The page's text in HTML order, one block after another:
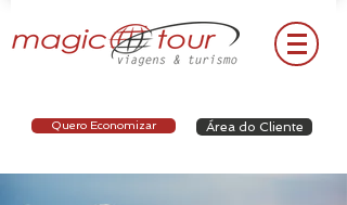
Quero Economizar Área do Cliente